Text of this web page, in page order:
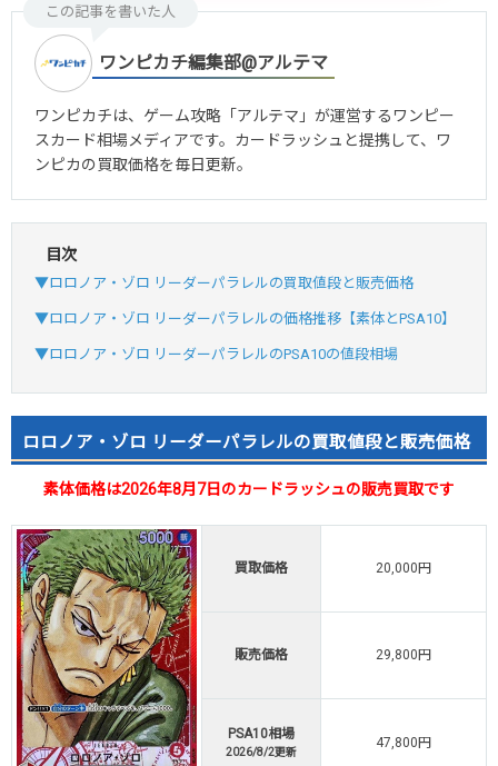
この記事を書いた人
ワンピカチ編集部@アルテマ
ワンピカチは、ゲーム攻略「アルテマ」が運営するワンピー
スカード相場メディアです。カードラッシュと提携して、ワ
ンピカの買取価格を毎日更新。
目次
▼ロロノア・ゾロ リーダーパラレルの買取値段と販売価格
▼ロロノア・ゾロ リーダーパラレルの価格推移【素体とPSA10】
▼ロロノア・ゾロ リーダーパラレルのPSA10の値段相場
ロロノア・ゾロ リーダーパラレルの買取値段と販売価格
素体価格は2026年8月7日のカードラッシュの販売買取です
買取価格 20,000円
販売価格 29,800円
PSA10相場
2026/8/2更新
47,800円